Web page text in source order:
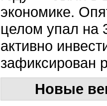
экономике.
целом упал на
активно
зафиксирован
Новые